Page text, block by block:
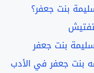
بنت جعفر؟
بنت جعفر
بنت جعفر في الأدب